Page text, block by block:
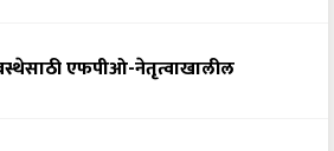
एफपीओ-नेतृत्वाखालील